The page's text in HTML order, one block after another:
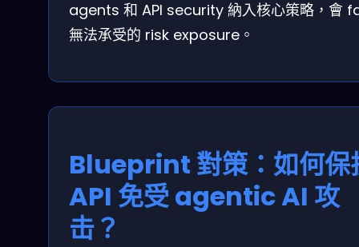
agents 和 API security 納入核心策略，會
無法承受的 risk exposure。
Blueprint 對策：如何保
API 免受 agentic AI 攻
击？